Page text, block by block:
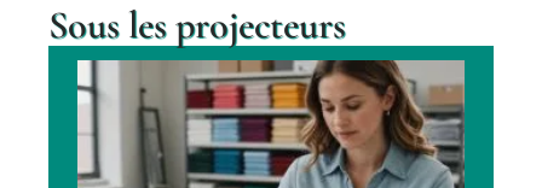
Sous les projecteurs